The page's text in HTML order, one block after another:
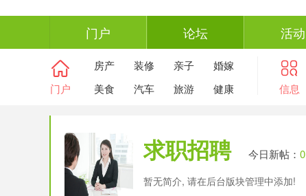
门户 论坛 活动
门户
房产 装修 亲子
婚嫁
美食
汽车 旅游 健康 信息
求职招聘 今日新帖： 0
暂无简介, 请在后台版块管理中添加!